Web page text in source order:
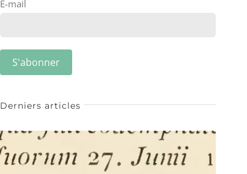
E-mail
Derniers articles